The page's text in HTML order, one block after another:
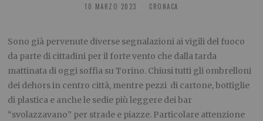
10 MARZO 2023 CRONACA
Sono già pervenute diverse segnalazioni ai vigili del fuoco
da parte di cittadini per il forte vento che dalla tarda
mattinata di oggi soffia su Torino. Chiusi tutti gli ombrelloni
dei dehors in centro città, mentre pezzi di cartone, bottiglie
di plastica e anche le sedie più leggere dei bar
“svolazzavano” per strade e piazze. Particolare attenzione